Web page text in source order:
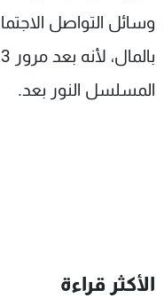
وسائل التواصل
المسلسل النور بعد.
الأكثر قراءة